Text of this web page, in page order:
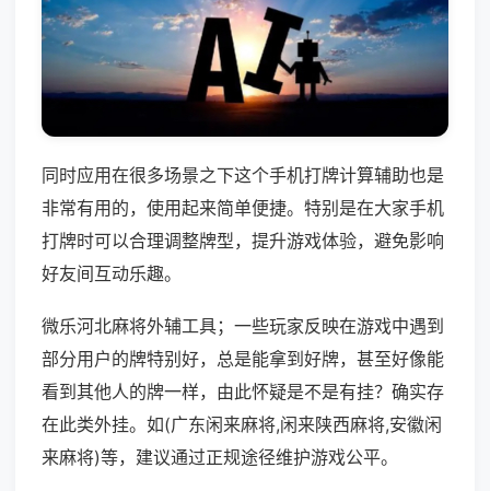
同时应用在很多场景之下这个手机打牌计算辅助也是
非常有用的，使用起来简单便捷。特别是在大家手机
打牌时可以合理调整牌型，提升游戏体验，避免影响
好友间互动乐趣。
微乐河北麻将外辅工具；一些玩家反映在游戏中遇到
部分用户的牌特别好，总是能拿到好牌，甚至好像能
看到其他人的牌一样，由此怀疑是不是有挂？确实存
在此类外挂。如(广东闲来麻将,闲来陕西麻将,安徽闲
来麻将)等，建议通过正规途径维护游戏公平。